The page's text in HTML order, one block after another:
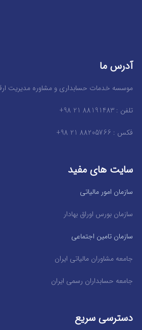
آدرس ما
موسسه خدمات حسابداری و مشاوره مدیریت
تلفن : 88191483 21 98+
فکس : 88205766 21 98+
سایت های مفید
سازمان امور مالیاتی
سازمان بورس اوراق بهادار
سازمان تامین اجتماعی
جامعه مشاوران مالیاتی ایران
جامعه حسابداران رسمی ایران
دسترسی سریع